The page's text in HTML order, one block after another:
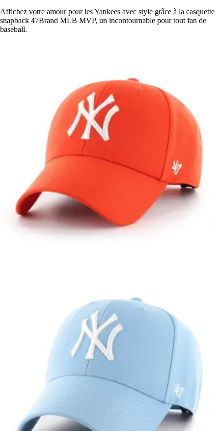
Affichez votre amour pour les Yankees avec style grâce à la casquette
snapback 47Brand MLB MVP, un incontournable pour tout fan de
baseball.